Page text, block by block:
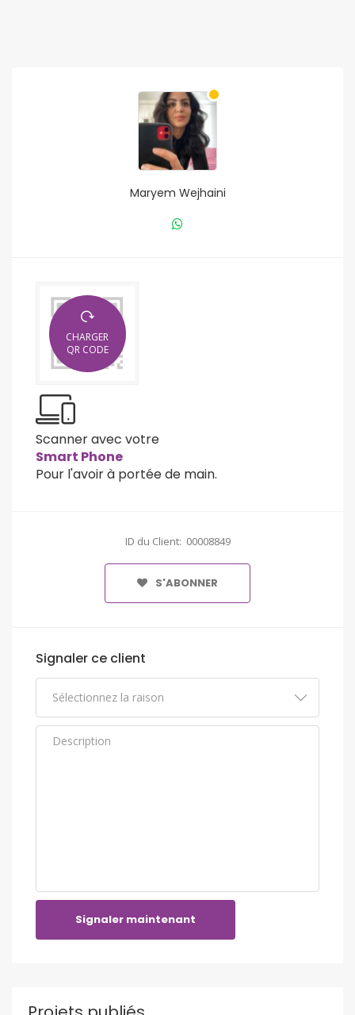
Maryem Wejhaini
CHARGER
QR CODE
Scanner avec votre
Smart Phone
Pour l'avoir à portée de main.
ID du Client: 00008849
S'ABONNER
Signaler ce client
Signaler maintenant